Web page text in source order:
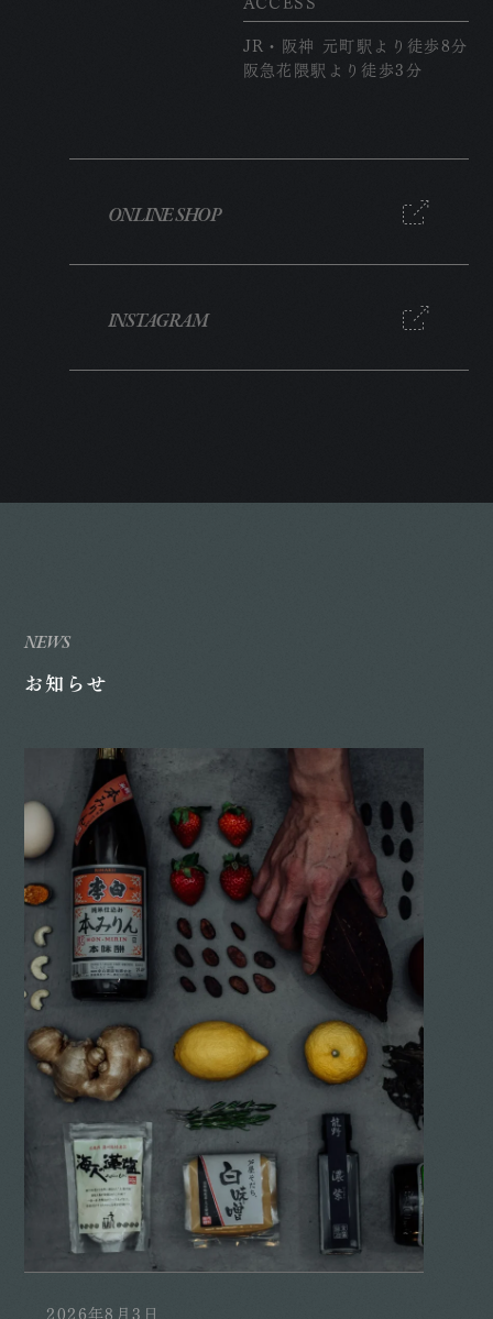
JR・阪神 元町駅より徒歩8分
阪急花隈駅より徒歩3分
ONLINE SHOP
INSTAGRAM
NEWS
お知らせ
2026年8月3日